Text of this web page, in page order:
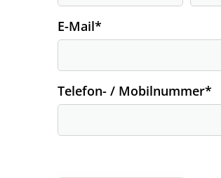
E-Mail*
Telefon- / Mobilnummer*